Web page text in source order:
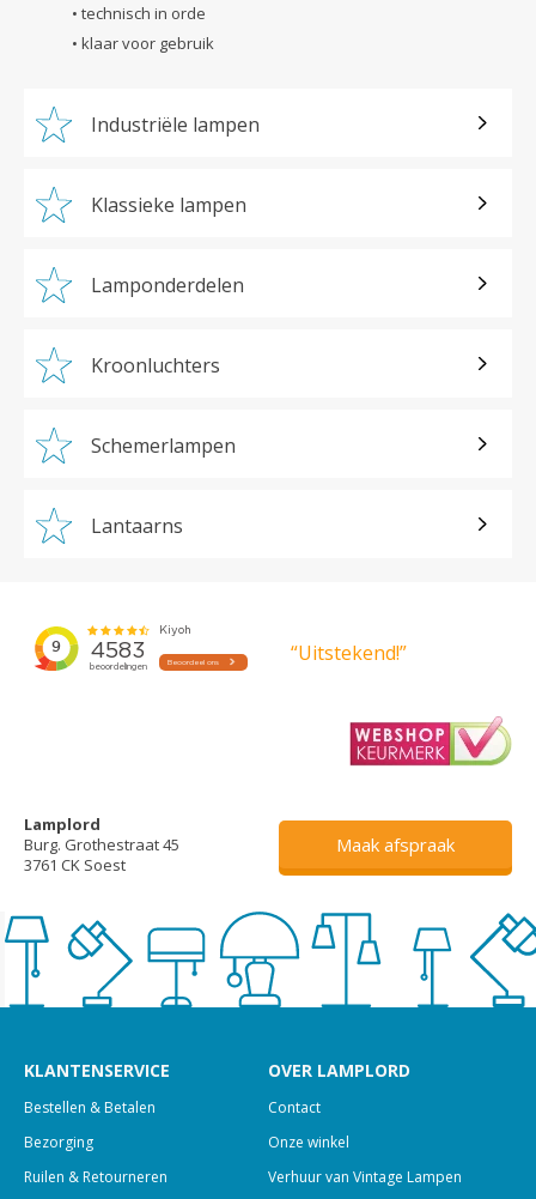
• technisch in orde
• klaar voor gebruik
Industriële lampen
Klassieke lampen
Lamponderdelen
Kroonluchters
Schemerlampen
Lantaarns
“Uitstekend!”
Lamplord
Burg. Grothestraat 45
3761 CK Soest
Maak afspraak
KLANTENSERVICE
Bestellen & Betalen
Bezorging
Ruilen & Retourneren
OVER LAMPLORD
Contact
Onze winkel
Verhuur van Vintage Lampen